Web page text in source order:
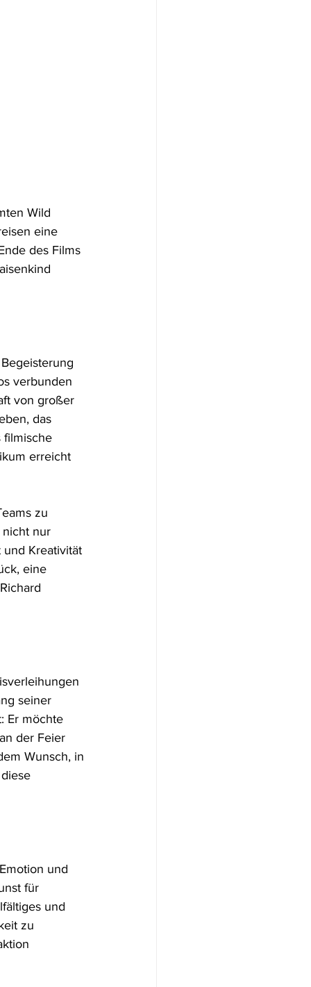
Wild
eine
des Films
verbunden
von großer
das
filmische
erreicht
zu
nicht nur
Kreativität
eine
seiner
Er möchte
der Feier
Wunsch, in
und
für
und
zu